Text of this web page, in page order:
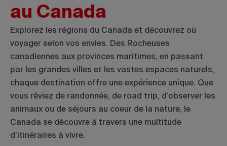
au Canada
Explorez les régions du Canada et découvrez où
voyager selon vos envies. Des Rocheuses
canadiennes aux provinces maritimes, en passant
par les grandes villes et les vastes espaces naturels,
chaque destination offre une expérience unique. Que
vous rêviez de randonnée, de road trip, d’observer les
animaux ou de séjours au coeur de la nature, le
Canada se découvre à travers une multitude
d’itinéraires à vivre.